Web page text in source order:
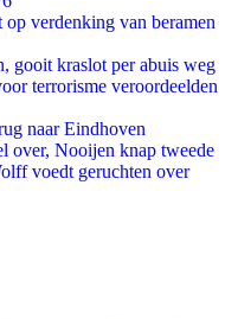
verdenking van beramen
gooit kraslot per abuis weg
terrorisme veroordeelden
naar Eindhoven
over, Nooijen knap tweede
voedt geruchten over